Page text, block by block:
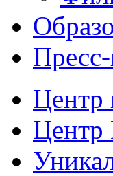
Центр